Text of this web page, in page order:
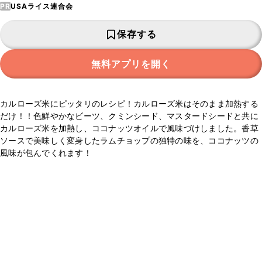
PRUSAライス連合会
保存する
無料アプリを開く
カルローズ米にピッタリのレシピ！カルローズ米はそのまま加熱する
だけ！！色鮮やかなビーツ、クミンシード、マスタードシードと共に
カルローズ米を加熱し、ココナッツオイルで風味づけしました。香草
ソースで美味しく変身したラムチョップの独特の味を、ココナッツの
風味が包んでくれます！